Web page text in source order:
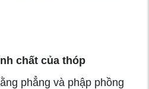
chất của thóp
phẳng và phập phồng